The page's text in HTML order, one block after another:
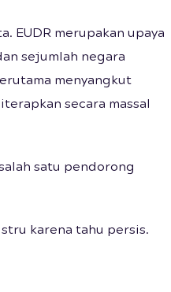
EUDR merupakan upaya
sejumlah negara
menyangkut
secara massal
satu pendorong
karena tahu persis.